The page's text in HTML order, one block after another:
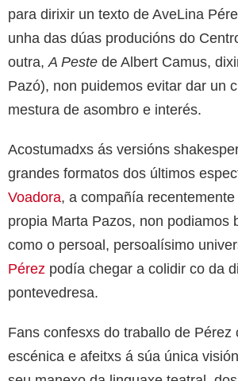
para dirixir un texto de AveLina
unha das dúas producións do
outra,A Peste de Albert Camus,
Pazó), non puidemos evitar dar un
mestura de asombro e interés.
Acostumadxs ás versións
grandes formatos dos últimos
Voadora, a compañía
propia Marta Pazos, non podiamos
como o persoal, persoalísimo
Pérez podía chegar a colidir co da
pontevedresa.
Fans confesxs do traballo de Pérez
escénica e afeitxs á súa única